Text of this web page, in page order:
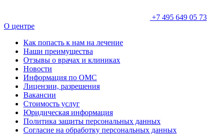
+7 495 649 05 73
О центре
Как попасть к нам на лечение
Наши преимущества
Отзывы о врачах и клиниках
Новости
Информация по ОМС
Лицензии, разрешения
Вакансии
Стоимость услуг
Юридическая информация
Политика защиты персональных данных
Согласие на обработку персональных данных